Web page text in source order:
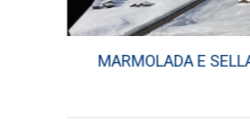
MARMOLADA E